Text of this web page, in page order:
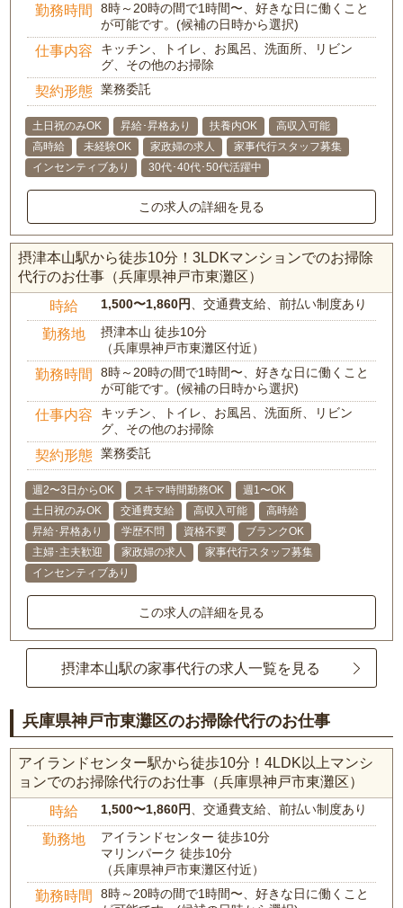
勤務時間
8時～20時の間で1時間〜、好きな日に働くこと
が可能です。(候補の日時から選択)
仕事内容
キッチン、トイレ、お風呂、洗面所、リビン
グ、その他のお掃除
契約形態 業務委託
土日祝のみOK 昇給･昇格あり 扶養内OK
高収入可能
高時給
未経験OK 家政婦の求人
家事代行スタッフ募集
インセンティブあり
30代･40代･50代活躍中
この求人の詳細を見る
摂津本山駅から徒歩10分！3LDKマンションでのお掃除
代行のお仕事（兵庫県神戸市東灘区）
時給 1,500〜1,860円、交通費支給、前払い制度あり
勤務地
摂津本山 徒歩10分
（兵庫県神戸市東灘区付近）
勤務時間
8時～20時の間で1時間〜、好きな日に働くこと
が可能です。(候補の日時から選択)
仕事内容
キッチン、トイレ、お風呂、洗面所、リビン
グ、その他のお掃除
契約形態 業務委託
週2〜3日からOK スキマ時間勤務OK
週1〜OK
土日祝のみOK
交通費支給 高収入可能
高時給
昇給･昇格あり
学歴不問 資格不要
ブランクOK
主婦･主夫歓迎
家政婦の求人
家事代行スタッフ募集
インセンティブあり
この求人の詳細を見る
摂津本山駅の家事代行の求人一覧を見る
兵庫県神戸市東灘区のお掃除代行のお仕事
アイランドセンター駅から徒歩10分！4LDK以上マンシ
ョンでのお掃除代行のお仕事（兵庫県神戸市東灘区）
時給 1,500〜1,860円 、交通費支給、前払い制度あり
勤務地
アイランドセンター 徒歩10分
マリンパーク 徒歩10分
（兵庫県神戸市東灘区付近）
勤務時間
8時～20時の間で1時間〜、好きな日に働くこと